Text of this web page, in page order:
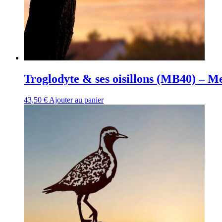
Troglodyte & ses oisillons (MB40) –
43,50 € Ajouter au panier